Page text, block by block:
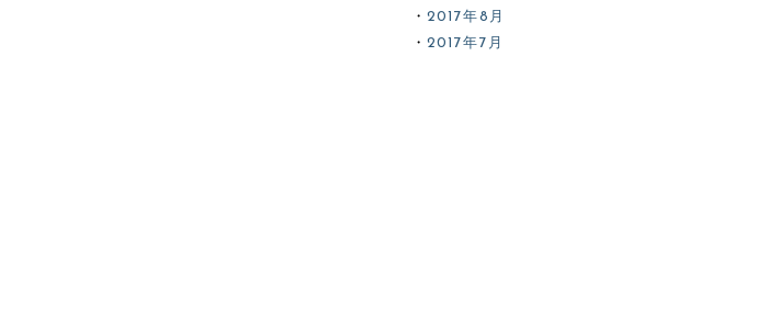
2017年8月
2017年7月